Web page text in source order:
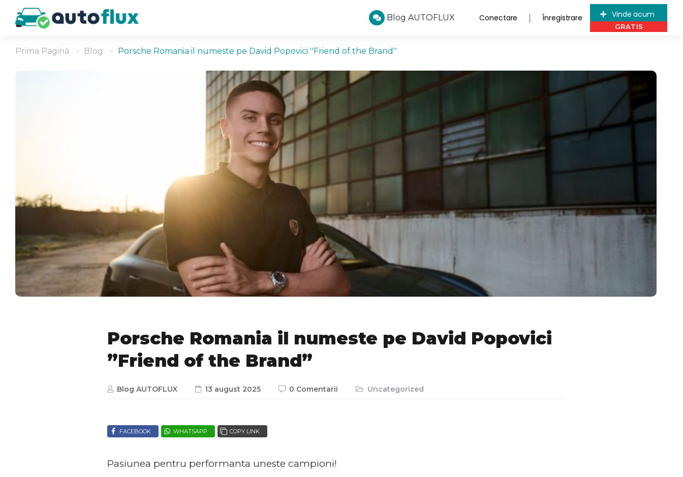
Blog AUTOFLUX Conectare Înregistrare Vinde acum
Prima Pagină Blog Porsche Romania il numeste pe David Popovici ''Friend of the Brand''
Porsche Romania il numeste pe David Popovici
”Friend of the Brand”
Blog AUTOFLUX 13 august 2025 0 Comentarii Uncategorized
FACEBOOK WHATSAPP COPY LINK
Pasiunea pentru performanta uneste campioni!